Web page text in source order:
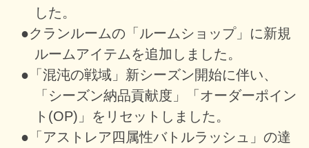
した。
●クランルームの「ルームショップ」に新規
ルームアイテムを追加しました。
●「混沌の戦域」新シーズン開始に伴い、
「シーズン納品貢献度」「オーダーポイン
ト(OP)」をリセットしました。
●「アストレア四属性バトルラッシュ」の達